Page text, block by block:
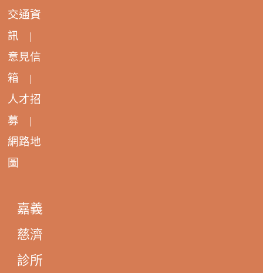
交通資
訊 |
意見信
箱 |
人才招
募 |
網路地
圖
嘉義
慈濟
診所